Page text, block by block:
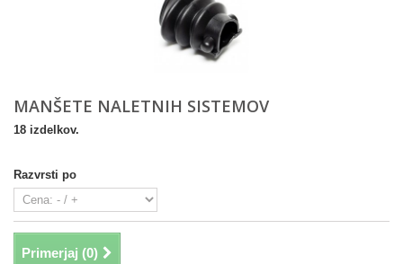
MANŠETE NALETNIH SISTEMOV
18 izdelkov.
Razvrsti po
Primerjaj (0)